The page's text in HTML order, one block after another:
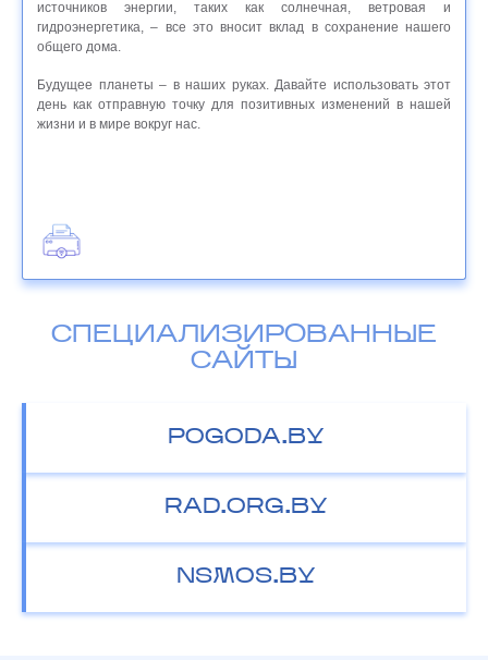
источников энергии, таких как солнечная, ветровая и
гидроэнергетика, – все это вносит вклад в сохранение нашего
общего дома.
Будущее планеты – в наших руках. Давайте использовать этот
день как отправную точку для позитивных изменений в нашей
жизни и в мире вокруг нас.
СПЕЦИАЛИЗИРОВАННЫЕ
САЙТЫ
POGODA.BY
RAD.ORG.BY
NSMOS.BY